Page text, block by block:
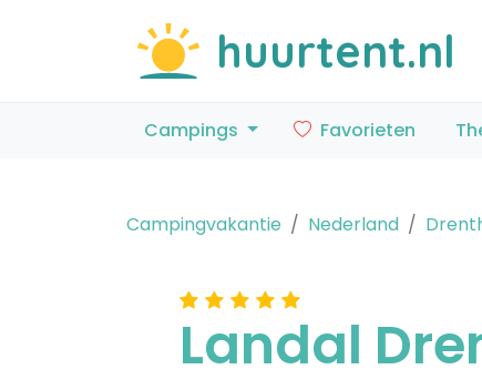
huurtent.nl
Campings Favorieten
Campingvakantie Nederland
Landal